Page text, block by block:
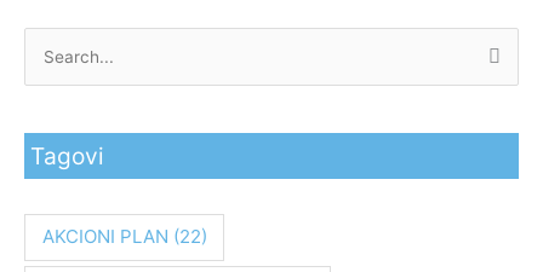
g
Tagovi
AKCIONI PLAN (22)